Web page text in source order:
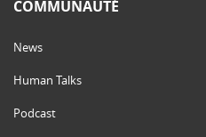
COMMUNAUTÉ
News
Human Talks
Podcast